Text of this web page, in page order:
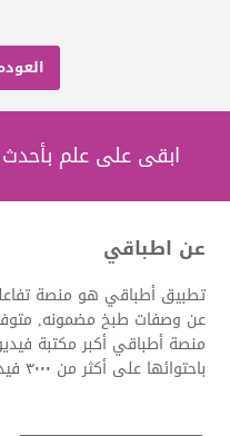
ابقى على علم
عن اطباقي
تطبيق أطباقي هو منصة
عن وصفات طبخ مضمونه,
منصة أطباقي أكبر مكتبة
باحتوائها على أكثر من ٣٠٠٠ فيديو و ١٩٠٠٠ وصفة عالية الجودة